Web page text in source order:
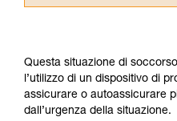
informazioni
capire queste
La padronanza di
formazione ed un
Questa situazione di
l’utilizzo di un dispositivo di
assicurare o autoassicurare
dall’urgenza della situazione.